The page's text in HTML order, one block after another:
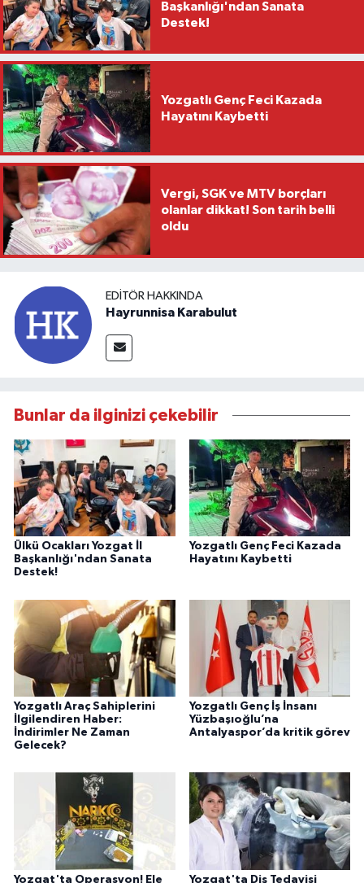
Başkanlığı'ndan Sanata
Destek!
Yozgatlı Genç Feci Kazada
Hayatını Kaybetti
Vergi, SGK ve MTV borçları
olanlar dikkat! Son tarih belli
oldu
EDITÖR HAKKINDA
Hayrunnisa Karabulut
Bunlar da ilginizi çekebilir
Ülkü Ocakları Yozgat İl
Başkanlığı'ndan Sanata
Destek!
Yozgatlı Genç Feci Kazada
Hayatını Kaybetti
Yozgatlı Araç Sahiplerini
İlgilendiren Haber:
İndirimler Ne Zaman
Gelecek?
Yozgatlı Genç İş İnsanı
Yüzbaşıoğlu’na
Antalyaspor’da kritik görev
Yozgat'ta Operasyon! Ele Yozgat'ta Diş Tedavisi